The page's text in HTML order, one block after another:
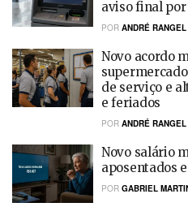
aviso final por
POR ANDRÉ RANGEL
Novo acordo
de serviço e
e feriados
POR ANDRÉ RANGEL
Novo salário
aposentados
POR GABRIEL